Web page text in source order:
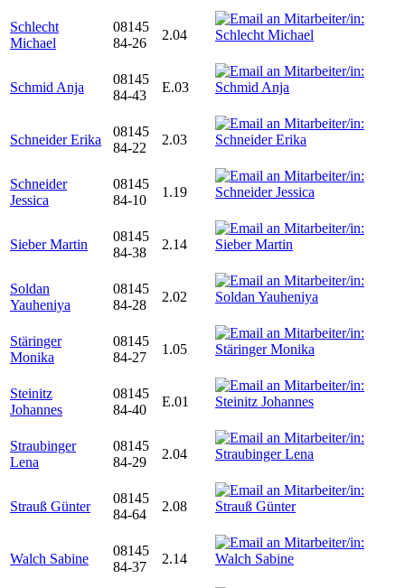
Schlecht
Michael
08145
84-26
2.04
Schmid Anja
08145
84-43
E.03
Schneider Erika
08145
84-22
2.03
Schneider
Jessica
08145
84-10
1.19
Sieber Martin
08145
84-38
2.14
Soldan
Yauheniya
08145
84-28
2.02
Stäringer
Monika
08145
84-27
1.05
Steinitz
Johannes
08145
84-40
E.01
Straubinger
Lena
08145
84-29
2.04
Strauß Günter
08145
84-64
2.08
Walch Sabine
08145
84-37
2.14